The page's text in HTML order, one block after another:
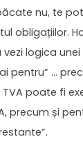
nu, te
obligațiilor.
vezi logica
pentru” …
TVA poate fi
precum și